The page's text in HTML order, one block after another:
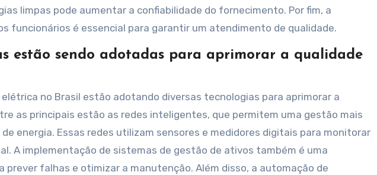
limpas pode aumentar a confiabilidade do fornecimento. Por fim, a
funcionários é essencial para garantir um atendimento de qualidade.
estão sendo adotadas para aprimorar a qualidade
no Brasil estão adotando diversas tecnologias para aprimorar a
as principais estão as redes inteligentes, que permitem uma gestão mais
energia. Essas redes utilizam sensores e medidores digitais para monitorar
A implementação de sistemas de gestão de ativos também é uma
prever falhas e otimizar a manutenção. Além disso, a automação de